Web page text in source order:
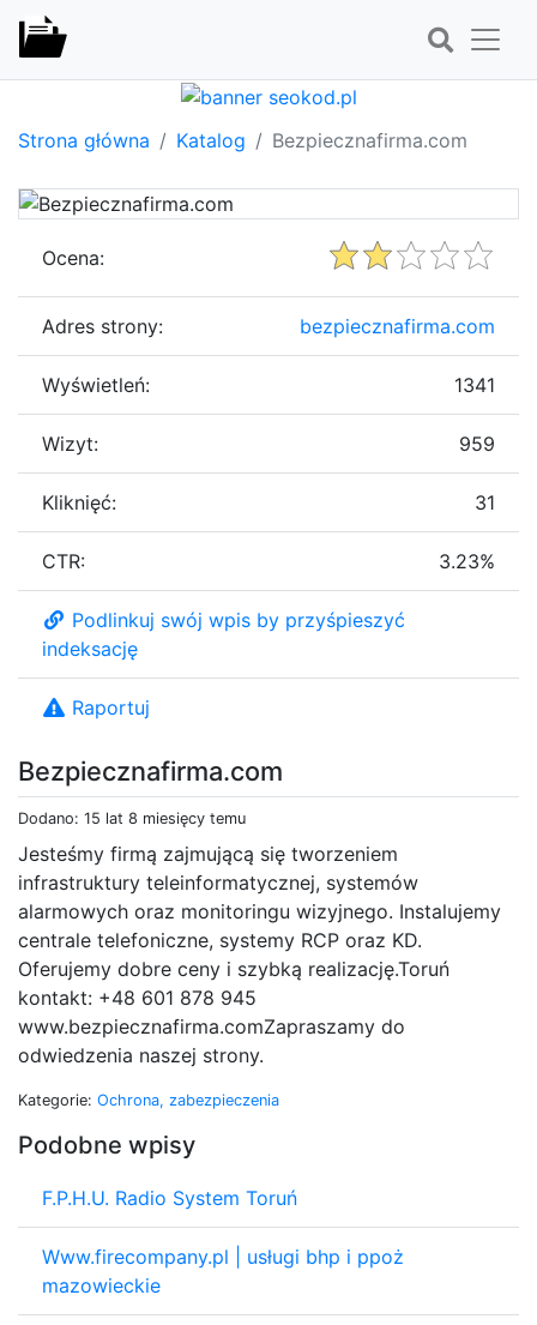
Strona główna Katalog Bezpiecznafirma.com
Bezpiecznafirma.com
Dodano: 15 lat 8 miesięcy temu
Jesteśmy firmą zajmującą się tworzeniem
infrastruktury teleinformatycznej, systemów
alarmowych oraz monitoringu wizyjnego. Instalujemy
centrale telefoniczne, systemy RCP oraz KD.
Oferujemy dobre ceny i szybką realizację.Toruń
kontakt: +48 601 878 945
www.bezpiecznafirma.comZapraszamy do
odwiedzenia naszej strony.
Kategorie: Ochrona, zabezpieczenia
Podobne wpisy
F.P.H.U. Radio System Toruń
Www.firecompany.pl | usługi bhp i ppoż
mazowieckie
Ocena:
Adres strony: bezpiecznafirma.com
Wyświetleń: 1341
Wizyt: 959
Kliknięć: 31
CTR: 3.23%
Podlinkuj swój wpis by przyśpieszyć
indeksację
Raportuj